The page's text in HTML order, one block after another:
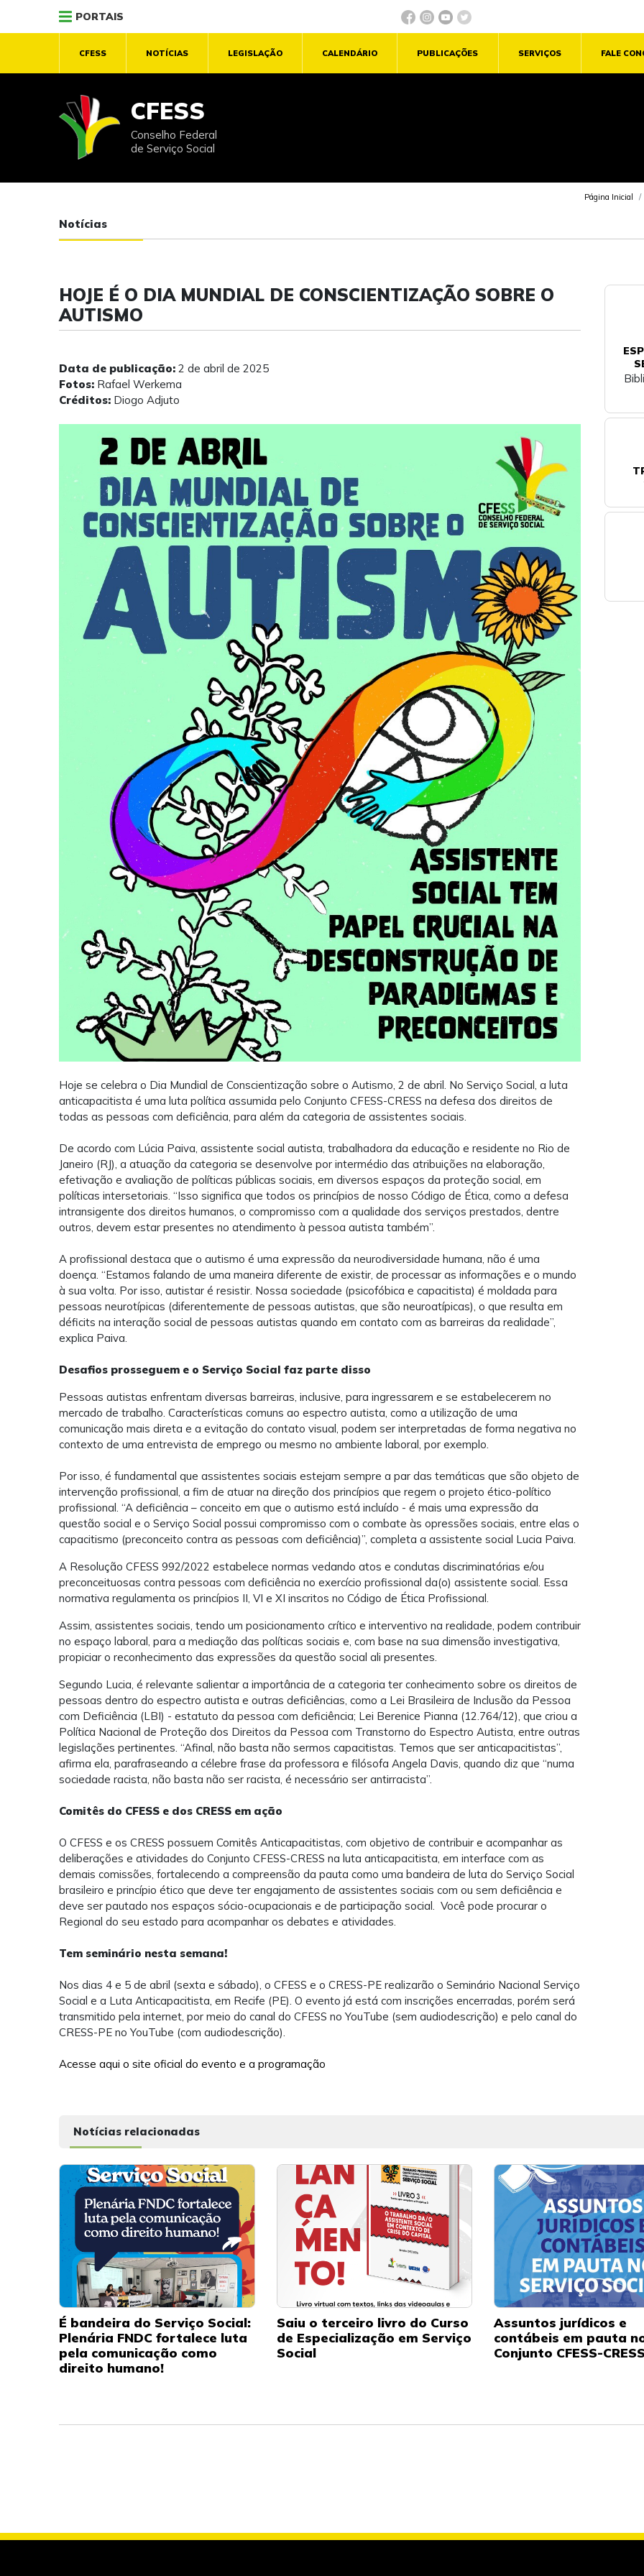
PORTAIS
CFESS NOTÍCIAS LEGISLAÇÃO CALENDÁRIO PUBLICAÇÕES SERVIÇOS FALE
CFESS
Conselho Federal
de Serviço Social
Página Inicial
Notícias
HOJE É O DIA MUNDIAL DE CONSCIENTIZAÇÃO SOBRE O
AUTISMO
Data de publicação: 2 de abril de 2025
Fotos: Rafael Werkema
Créditos: Diogo Adjuto
Hoje se celebra o Dia Mundial de Conscientização sobre o Autismo, 2 de abril. No Serviço Social, a luta
anticapacitista é uma luta política assumida pelo Conjunto CFESS-CRESS na defesa dos direitos de
todas as pessoas com deficiência, para além da categoria de assistentes sociais.
De acordo com Lúcia Paiva, assistente social autista, trabalhadora da educação e residente no Rio de
Janeiro (RJ), a atuação da categoria se desenvolve por intermédio das atribuições na elaboração,
efetivação e avaliação de políticas públicas sociais, em diversos espaços da proteção social, em
políticas intersetoriais. “Isso significa que todos os princípios de nosso Código de Ética, como a defesa
intransigente dos direitos humanos, o compromisso com a qualidade dos serviços prestados, dentre
outros, devem estar presentes no atendimento à pessoa autista também”.
A profissional destaca que o autismo é uma expressão da neurodiversidade humana, não é uma
doença. “Estamos falando de uma maneira diferente de existir, de processar as informações e o mundo
à sua volta. Por isso, autistar é resistir. Nossa sociedade (psicofóbica e capacitista) é moldada para
pessoas neurotípicas (diferentemente de pessoas autistas, que são neuroatípicas), o que resulta em
déficits na interação social de pessoas autistas quando em contato com as barreiras da realidade”,
explica Paiva.
Desafios prosseguem e o Serviço Social faz parte disso
Pessoas autistas enfrentam diversas barreiras, inclusive, para ingressarem e se estabelecerem no
mercado de trabalho. Características comuns ao espectro autista, como a utilização de uma
comunicação mais direta e a evitação do contato visual, podem ser interpretadas de forma negativa no
contexto de uma entrevista de emprego ou mesmo no ambiente laboral, por exemplo.
Por isso, é fundamental que assistentes sociais estejam sempre a par das temáticas que são objeto de
intervenção profissional, a fim de atuar na direção dos princípios que regem o projeto ético-político
profissional. “A deficiência – conceito em que o autismo está incluído - é mais uma expressão da
questão social e o Serviço Social possui compromisso com o combate às opressões sociais, entre elas o
capacitismo (preconceito contra as pessoas com deficiência)”, completa a assistente social Lucia Paiva.
A Resolução CFESS 992/2022 estabelece normas vedando atos e condutas discriminatórias e/ou
preconceituosas contra pessoas com deficiência no exercício profissional da(o) assistente social. Essa
normativa regulamenta os princípios II, VI e XI inscritos no Código de Ética Profissional.
Assim, assistentes sociais, tendo um posicionamento crítico e interventivo na realidade, podem contribuir
no espaço laboral, para a mediação das políticas sociais e, com base na sua dimensão investigativa,
propiciar o reconhecimento das expressões da questão social ali presentes.
Segundo Lucia, é relevante salientar a importância de a categoria ter conhecimento sobre os direitos de
pessoas dentro do espectro autista e outras deficiências, como a Lei Brasileira de Inclusão da Pessoa
com Deficiência (LBI) - estatuto da pessoa com deficiência; Lei Berenice Pianna (12.764/12), que criou a
Política Nacional de Proteção dos Direitos da Pessoa com Transtorno do Espectro Autista, entre outras
legislações pertinentes. “Afinal, não basta não sermos capacitistas. Temos que ser anticapacitistas”,
afirma ela, parafraseandoa célebre frase da professora e filósofa Angela Davis, quando diz que “numa
sociedade racista, não basta não ser racista, é necessário ser antirracista”.
Comitês do CFESS e dos CRESS em ação
O CFESS e os CRESS possuem Comitês Anticapacitistas, com objetivo de contribuir e acompanhar as
deliberações e atividades do Conjunto CFESS-CRESS na luta anticapacitista, em interface com as
demais comissões, fortalecendo a compreensão da pauta como uma bandeira de luta do Serviço Social
brasileiro e princípio ético que deve ter engajamento de assistentes sociais com ou sem deficiência e
deve ser pautado nos espaços sócio-ocupacionais e de participação social. Você pode procurar o
Regional do seu estado para acompanhar os debates e atividades.
Tem seminário nesta semana!
Nos dias 4 e 5 de abril (sexta e sábado), o CFESS e o CRESS-PE realizarão o Seminário Nacional Serviço
Social e a Luta Anticapacitista, em Recife (PE). O evento já está com inscrições encerradas, porém será
transmitido pela internet, por meio do canal do CFESS no YouTube (sem audiodescrição) e pelo canal do
CRESS-PE no YouTube (com audiodescrição).
Acesse aqui o site oficial do evento e a programação
Notícias relacionadas
É bandeira do Serviço Social:
Plenária FNDC fortalece luta
pela comunicação como
direito humano!
Saiu o terceiro livro do Curso
de Especialização em Serviço
Social
Assuntos jurídicos e
contábeis em pauta
Conjunto CFESS-